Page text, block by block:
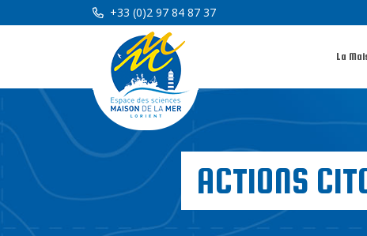
+33 (0)2 97 84 87 37
La
ACTIONS